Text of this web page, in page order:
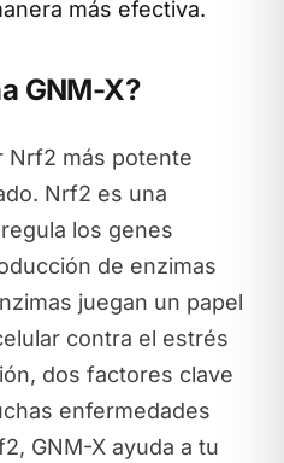
más efectiva.
GNM-X?
Nrf2 más potente
Nrf2 es una
los genes
de enzimas
juegan un papel
contra el estrés
dos factores clave
enfermedades
GNM-X ayuda a tu